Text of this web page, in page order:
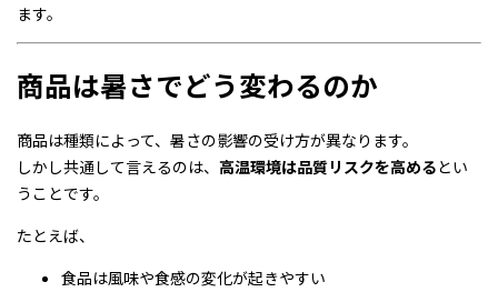
ます。
商品は暑さでどう変わるのか
商品は種類によって、暑さの影響の受け方が異なります。
しかし共通して言えるのは、 高温環境は品質リスクを高めるとい
うことです。
たとえば、
食品は風味や食感の変化が起きやすい